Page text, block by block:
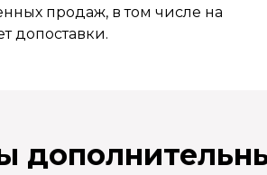
продаж, в том числе на
допоставки.